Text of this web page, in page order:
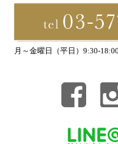
月～金曜日（平日）9:30-18:00